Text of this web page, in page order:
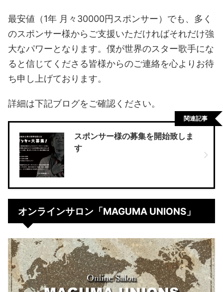
最安値（1年 月々30000円スポンサー）でも、多く
のスポンサー様からご支援いただければそれだけ強
大なパワーとなります。僕が世界のスター歌手にな
ると信じてくださる皆様からのご連絡を心よりお待
ち申し上げております。
詳細は下記ブログをご確認ください。
スポンサー様の募集を開始致しま
す
関連記事
オンラインサロン「MAGUMA UNIONS」